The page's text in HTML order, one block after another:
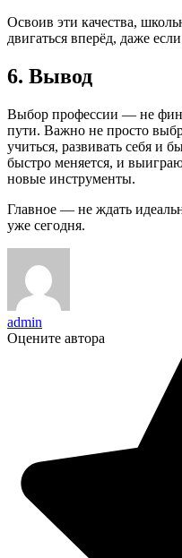
Освоив эти качества,
двигаться вперёд, даже
6. Вывод
Выбор профессии — не
пути. Важно не просто
учиться, развивать себя и
быстро меняется, и
новые инструменты.
Главное — не ждать
уже сегодня.
admin
Оцените автора